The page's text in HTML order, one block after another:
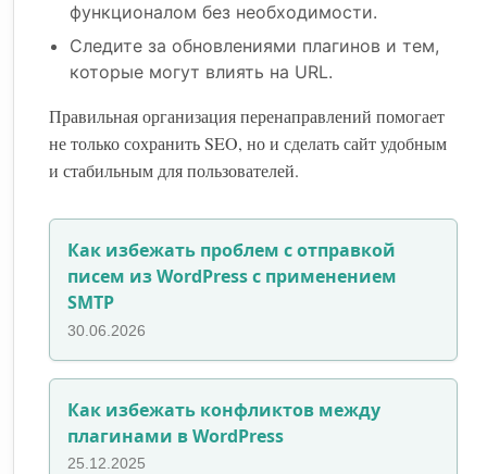
функционалом без необходимости.
Следите за обновлениями плагинов и тем,
которые могут влиять на URL.
Правильная организация перенаправлений помогает
не только сохранить SEO, но и сделать сайт удобным
и стабильным для пользователей.
Как избежать проблем с отправкой
писем из WordPress с применением
SMTP
30.06.2026
Как избежать конфликтов между
плагинами в WordPress
25.12.2025